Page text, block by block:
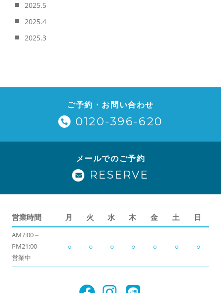
2025.5
2025.4
2025.3
ご予約・お問い合わせ
0120-396-620
メールでのご予約
RESERVE
営業時間 月 火 水 木 金 土 日
AM7:00～
PM21:00
営業中
○ ○ ○ ○ ○ ○ ○